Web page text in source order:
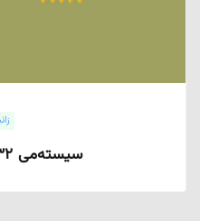
سیستەمی ٣٢ بت و ٦٤ بت